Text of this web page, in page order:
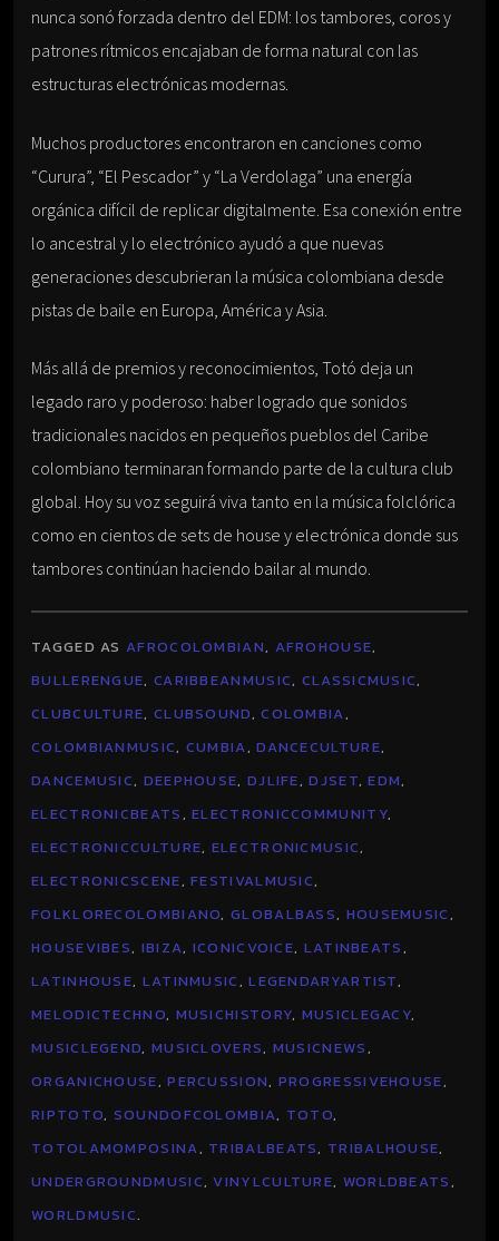
nunca sonó forzada dentro del EDM: los tambores, coros y
patrones rítmicos encajaban de forma natural con las
estructuras electrónicas modernas.
Muchos productores encontraron en canciones como
“Curura”, “El Pescador” y “La Verdolaga” una energía
orgánica difícil de replicar digitalmente. Esa conexión entre
lo ancestral y lo electrónico ayudó a que nuevas
generaciones descubrieran la música colombiana desde
pistas de baile en Europa, América y Asia.
Más allá de premios y reconocimientos, Totó deja un
legado raro y poderoso: haber logrado que sonidos
tradicionales nacidos en pequeños pueblos del Caribe
colombiano terminaran formando parte de la cultura club
global. Hoy su voz seguirá viva tanto en la música folclórica
como en cientos de sets de house y electrónica donde sus
tambores continúan haciendo bailar al mundo.
TAGGED ASAFROCOLOMBIAN, AFROHOUSE,
BULLERENGUE, CARIBBEANMUSIC, CLASSICMUSIC,
CLUBCULTURE, CLUBSOUND,COLOMBIA,
COLOMBIANMUSIC, CUMBIA,DANCECULTURE,
DANCEMUSIC, DEEPHOUSE, DJLIFE,DJSET,EDM,
ELECTRONICBEATS,ELECTRONICCOMMUNITY,
ELECTRONICCULTURE, ELECTRONICMUSIC,
ELECTRONICSCENE,FESTIVALMUSIC,
FOLKLORECOLOMBIANO,GLOBALBASS, HOUSEMUSIC,
HOUSEVIBES, IBIZA, ICONICVOICE, LATINBEATS,
LATINHOUSE, LATINMUSIC,LEGENDARYARTIST,
MELODICTECHNO, MUSICHISTORY, MUSICLEGACY,
MUSICLEGEND, MUSICLOVERS, MUSICNEWS,
ORGANICHOUSE,PERCUSSION, PROGRESSIVEHOUSE,
RIPTOTO, SOUNDOFCOLOMBIA, TOTO,
TOTOLAMOMPOSINA, TRIBALBEATS, TRIBALHOUSE,
UNDERGROUNDMUSIC,VINYLCULTURE, WORLDBEATS,
WORLDMUSIC.